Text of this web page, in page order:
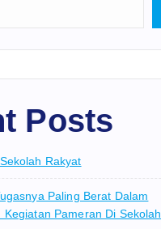
Posts
Rakyat
Paling Berat Dalam
Kegiatan Pameran Di Sekolah